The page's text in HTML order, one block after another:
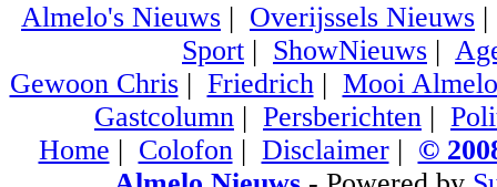
Almelo's Nieuws | Overijssels Nieuws
Sport | ShowNieuws |
Gewoon Chris| Friedrich| Mooi Almelo
Gastcolumn | Persberichten |
Home | Colofon| Disclaimer| ©